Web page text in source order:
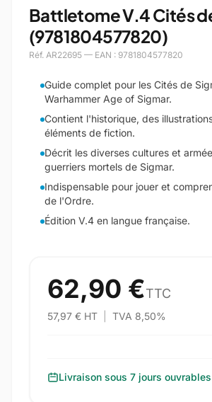
Battletome V.4 Cités
(9781804577820)
Réf. AR22695 — EAN : 9781804577820
Guide complet pour les Cités de
Warhammer Age of Sigmar.
Contient l'historique, des
éléments de fiction.
Décrit les diverses cultures et
guerriers mortels de Sigmar.
Indispensable pour jouer et
de l'Ordre.
Édition V.4 en langue française.
62,90 €TTC
57,97 € HT TVA 8,50%
Livraison sous 7 jours ouvrables